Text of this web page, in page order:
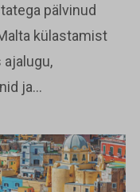
pälvinud
külastamist
ajalugu,
ja...